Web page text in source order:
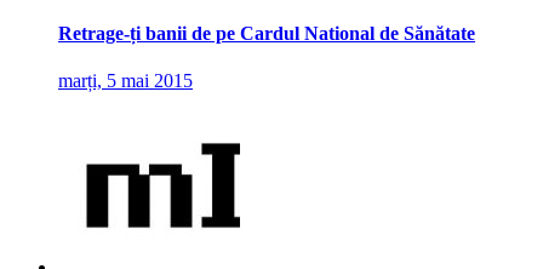
Retrage-ți banii de pe Cardul National de Sănătate
marți, 5 mai 2015